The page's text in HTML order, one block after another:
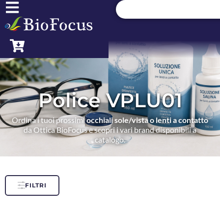
Police VPLU01
Ordina i tuoi prossimiocchiali sole/vista o lenti a contatto
da Ottica BioFocus e scopri i vari brand disponibili a
catalogo.
FILTRI